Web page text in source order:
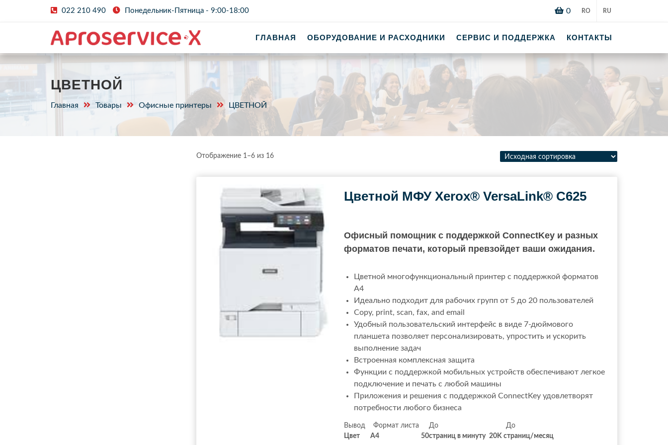
022 210 490 Понедельник-Пятница - 9:00-18:00 0 RO RU
ГЛАВНАЯ ОБОРУДОВАНИЕ И РАСХОДНИКИ СЕРВИС И ПОДДЕРЖКА КОНТАКТЫ
ЦВЕТНОЙ
Главная Товары Офисные принтеры ЦВЕТНОЙ
Отображение 1–6 из 16
Цветной МФУ Xerox® VersaLink® C625
Офисный помощник с поддержкой ConnectKey и разных
форматов печати, который превзойдет ваши ожидания.
Цветной многофункциональный принтер с поддержкой форматов
A4
Идеально подходит для рабочих групп от 5 до 20 пользователей
Copy, print, scan, fax, and email
Удобный пользовательский интерфейс в виде 7-дюймового
планшета позволяет персонализировать, упростить и ускорить
выполнение задач
Встроенная комплексная защита
Функции с поддержкой мобильных устройств обеспечивают легкое
подключение и печать с любой машины
Приложения и решения с поддержкой ConnectKey удовлетворят
потребности любого бизнеса
Вывод Формат листа До До
Цвет
A4 50страниц в минуту 20K страниц/месяц